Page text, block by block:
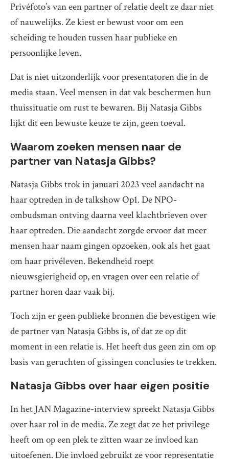
Privéfoto’s van een partner of relatie deelt ze daar niet
of nauwelijks. Ze kiest er bewust voor om een
scheiding te houden tussen haar publieke en
persoonlijke leven.
Dat is niet uitzonderlijk voor presentatoren die in de
media staan. Veel mensen in dat vak beschermen hun
thuissituatie om rust te bewaren. Bij Natasja Gibbs
lijkt dit een bewuste keuze te zijn, geen toeval.
Waarom zoeken mensen naar de
partner van Natasja Gibbs?
Natasja Gibbs trok in januari 2023 veel aandacht na
haar optreden in de talkshow Op1. De NPO-
ombudsman ontving daarna veel klachtbrieven over
haar optreden. Die aandacht zorgde ervoor dat meer
mensen haar naam gingen opzoeken, ook als het gaat
om haar privéleven. Bekendheid roept
nieuwsgierigheid op, en vragen over een relatie of
partner horen daar vaak bij.
Toch zijn er geen publieke bronnen die bevestigen wie
de partner van Natasja Gibbs is, of dat ze op dit
moment in een relatie is. Het heeft dus geen zin om op
basis van geruchten of gissingen conclusies te trekken.
Natasja Gibbs over haar eigen positie
In het JAN Magazine-interview spreekt Natasja Gibbs
over haar rol in de media. Ze zegt dat ze het privilege
heeft om op een plek te zitten waar ze invloed kan
uitoefenen. Die invloed gebruikt ze voor representatie